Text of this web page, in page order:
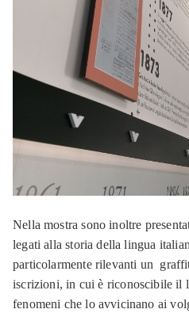
Nella mostra sono inoltre
legati alla storia della lingua
particolarmente rilevanti un
iscrizioni, in cui è riconoscibile il
fenomeni che lo avvicinano ai